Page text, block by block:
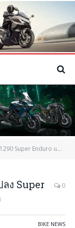
Enduro แปลง Super Duke R เป็น DirtBike 180 ม้า
ง Super
0
BIKE NEWS